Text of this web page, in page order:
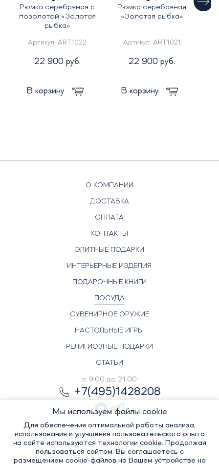
Рюмка серебряная с
позолотой «Золотая
рыбка»
Артикул: ART1022
22 900 руб.
В корзину
Рюмка серебряная
«Золотая рыбка»
Артикул: ART1021
22 900 руб.
В корзину
О КОМПАНИИ
ДОСТАВКА
ОПЛАТА
КОНТАКТЫ
ЭЛИТНЫЕ ПОДАРКИ
ИНТЕРЬЕРНЫЕ ИЗДЕЛИЯ
ПОДАРОЧНЫЕ КНИГИ
ПОСУДА
СУВЕНИРНОЕ ОРУЖИЕ
НАСТОЛЬНЫЕ ИГРЫ
РЕЛИГИОЗНЫЕ ПОДАРКИ
СТАТЬИ
с 9.00 до 21.00
+7(495)1428208
© Элитный сувенир, 2022-2026. Все права защищены
Политика
Мы используем файлы cookie
Для обеспечения оптимальной работы анализа,
использования и улучшения пользовательского опыта
на сайте используются технологии cookie. Продолжая
пользоваться сайтом, Вы соглашаетесь с
размещением cookie-файлов на Вашем устройстве на